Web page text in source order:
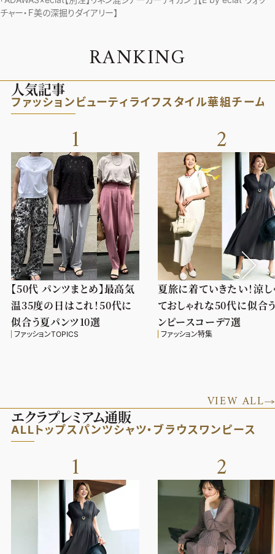
チャー・Ｆ美の深掘りダイアリー】
RANKING
人気記事
ファッション ビューティライフスタイル華組チーム
1
【50代 パンツまとめ】最高気
温35度の日はこれ！50代に
似合う夏パンツ10選
ファッションTOPICS
2
夏旅に着ていきたい！涼し
ておしゃれな50代に似合
ンピースコーデ7選
ファッション特集
VIEW ALL
エクラプレミアム通販
ALLトップス パンツシャツ・ブラウス ワンピース
1 2